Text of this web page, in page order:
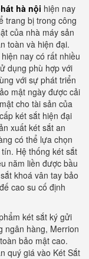
hà nội hiện nay
trang bị trong công
của nhà máy sản
toàn và hiện đại.
nay có rất nhiều
dụng phù hợp với
với sự phát triển
mật ngày được cải
cho tài sản của
két sắt hiện đại
xuất két sắt an
có thể lựa chọn
Hệ thống két sắt
năm liền được bầu
khoá vân tay bảo
cao su cố định
két sắt ký gửi
ngân hàng, Merrion
bảo mật cao.
quý giá vào Két Sắt